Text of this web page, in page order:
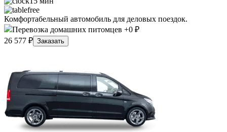
free
Комфортабельный автомобиль для деловых поездок.
Перевозка домашних питомцев +0 ₽
26 577 ₽ Заказать